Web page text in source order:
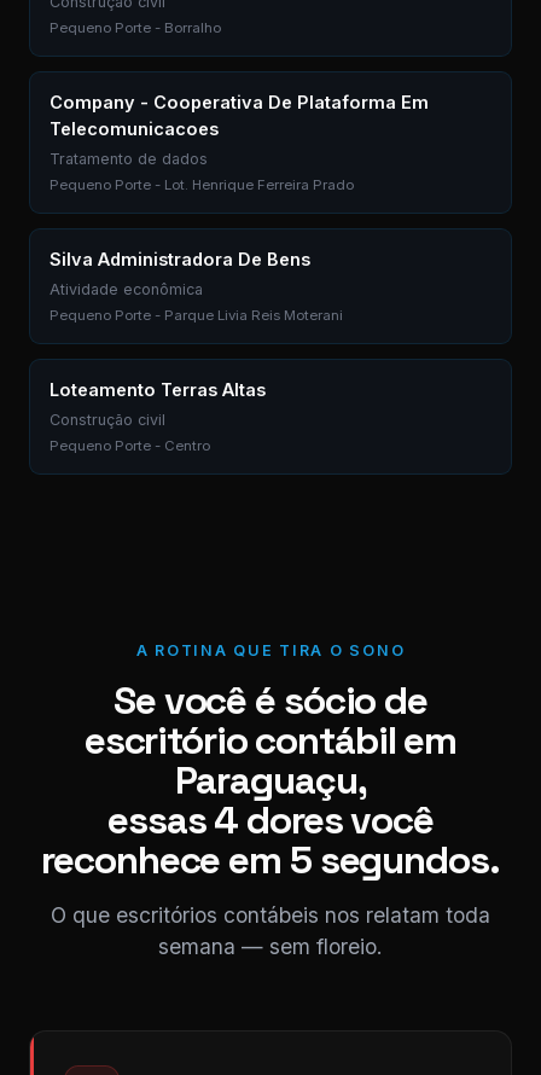
Pequeno Porte - Borralho
Company - Cooperativa De Plataforma Em
Telecomunicacoes
Tratamento de dados
Pequeno Porte - Lot. Henrique Ferreira Prado
Silva Administradora De Bens
Atividade econômica
Pequeno Porte - Parque Livia Reis Moterani
Loteamento Terras Altas
Construção civil
Pequeno Porte - Centro
A ROTINA QUE TIRA O SONO
Se você é sócio de
escritório contábil em
Paraguaçu,
essas 4 dores você
reconhece em 5 segundos.
O que escritórios contábeis nos relatam toda
semana — sem floreio.